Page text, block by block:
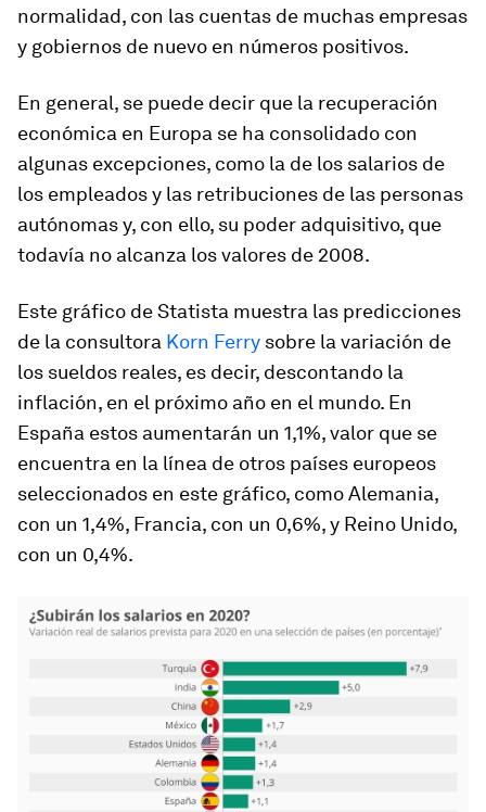
normalidad, con las cuentas de muchas empresas
y gobiernos de nuevo en números positivos.
En general, se puede decir que la recuperación
económica en Europa se ha consolidado con
algunas excepciones, como la de los salarios de
los empleados y las retribuciones de las personas
autónomas y, con ello, su poder adquisitivo, que
todavía no alcanza los valores de 2008.
Este gráfico de Statista muestra las predicciones
de la consultora Korn Ferry sobre la variación de
los sueldos reales, es decir, descontando la
inflación, en el próximo año en el mundo. En
España estos aumentarán un 1,1%, valor que se
encuentra en la línea de otros países europeos
seleccionados en este gráfico, como Alemania,
con un 1,4%, Francia, con un 0,6%, y Reino Unido,
con un 0,4%.